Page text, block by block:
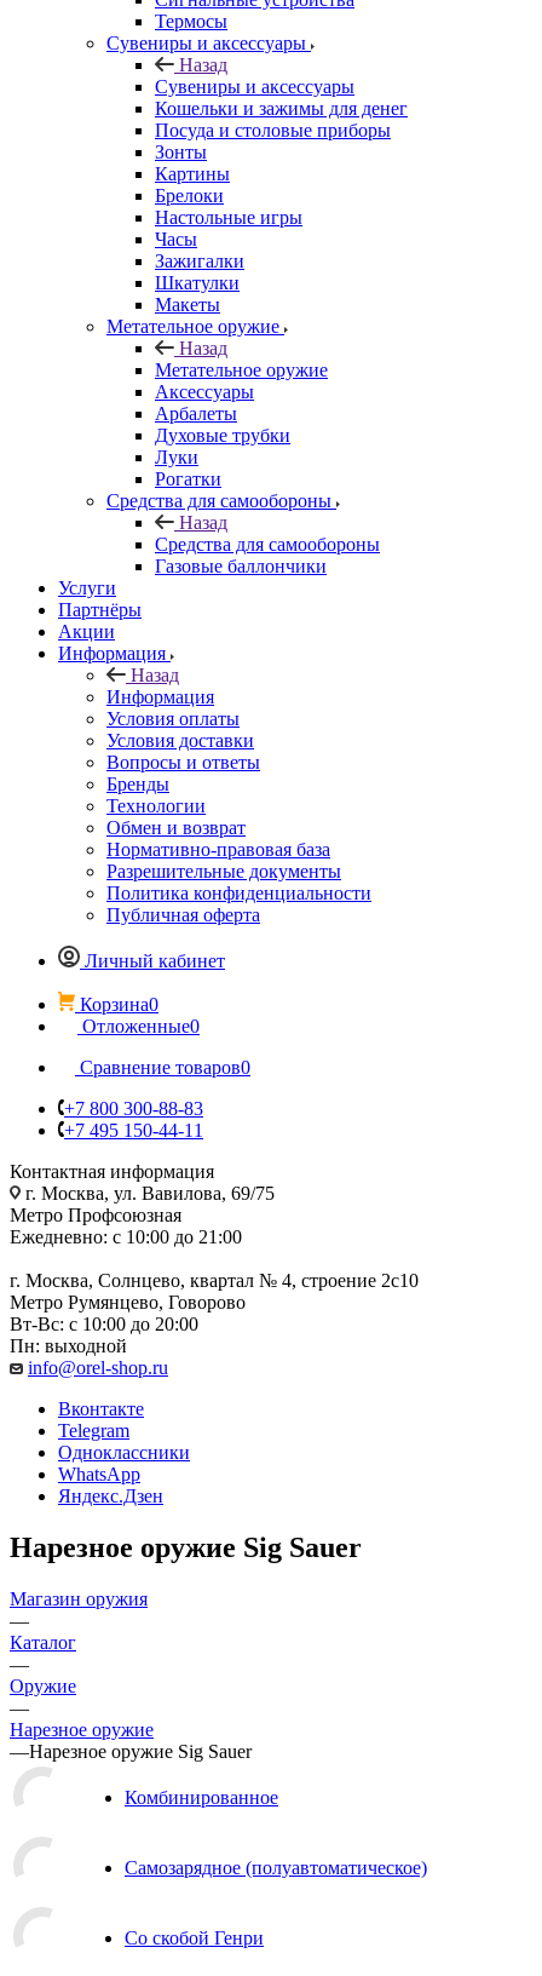
Термосы
Сувениры и аксессуары
Назад
Сувениры и аксессуары
Кошельки и зажимы для денег
Посуда и столовые приборы
Зонты
Картины
Брелоки
Настольные игры
Часы
Зажигалки
Шкатулки
Макеты
Метательное оружие
Назад
Метательное оружие
Аксессуары
Арбалеты
Духовые трубки
Луки
Рогатки
Средства для самообороны
Назад
Средства для самообороны
Газовые баллончики
Услуги
Партнёры
Акции
Информация
Назад
Информация
Условия оплаты
Условия доставки
Вопросы и ответы
Бренды
Технологии
Обмен и возврат
Нормативно-правовая база
Разрешительные документы
Политика конфиденциальности
Публичная оферта
Личный кабинет
Корзина0
Отложенные0
Сравнение товаров0
+7 800 300-88-83
+7 495 150-44-11
Контактная информация
г. Москва, ул. Вавилова, 69/75
Метро Профсоюзная
Ежедневно: с 10:00 до 21:00
г. Москва, Солнцево, квартал № 4, строение 2с10
Метро Румянцево, Говорово
Вт-Вс: с 10:00 до 20:00
Пн: выходной
info@orel-shop.ru
Вконтакте
Telegram
Одноклассники
WhatsApp
Яндекс.Дзен
Нарезное оружие Sig Sauer
Магазин оружия
—
Каталог
—
Оружие
—
Нарезное оружие
—Нарезное оружие Sig Sauer
Комбинированное
Самозарядное (полуавтоматическое)
Со скобой Генри